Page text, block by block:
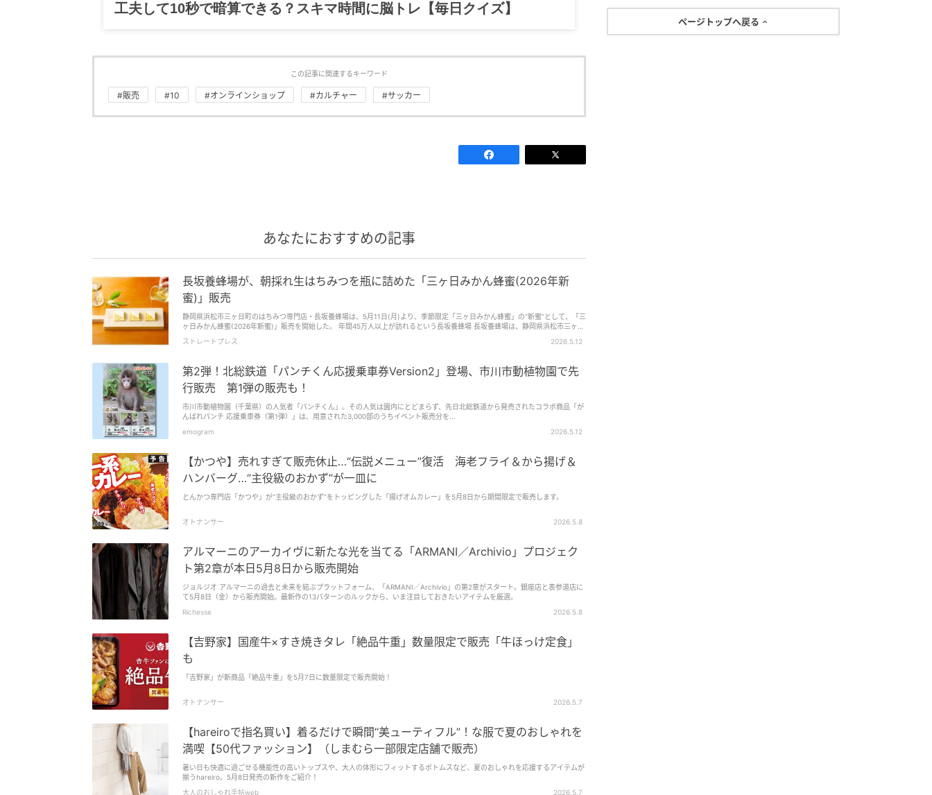
グルメ、ギャグ、子育て、旅行記……全部、読めます。
この記事に関連するキーワード
#販売 #10 #オンラインショップ #カルチャー #サッカー
あなたにおすすめの記事
長坂養蜂場が、朝採れ生はちみつを瓶に詰めた「三ヶ日みかん蜂蜜(2026年新
蜜)」販売
静岡県浜松市三ヶ日町のはちみつ専門店・長坂養蜂場は、5月11日(月)より、季節限定「三ヶ日みかん蜂蜜」の“新蜜”として、「三
ヶ日みかん蜂蜜(2026年新蜜)」販売を開始した。 年間45万人以上が訪れるという長坂養蜂場 長坂養蜂場は、静岡県浜松市三ヶ日
の魅力を届けている。 長坂養蜂場が取り扱うはちみつは、厚生労働省の検査を含む合計7回の品質検査が行われており、それらの
る。 三ヶ日町は人口約1万5千人の小さな町だが、売り場面積75㎡とコンビニのような広さの店舗に、年間45万人以上が訪れてい
るとのことだ。 販売初日の早朝に採蜜したばかりの蜂蜜を瓶詰めし販売 今年は、販売初日の早朝に採蜜したばかりの蜂蜜を“朝採
れ生はちみつ”としてその日のうちに瓶詰めし、店頭で販売。香り味ともに、採れたての「三ヶ日みかん蜂蜜」のおいしさを届け
ている。 「三ヶ日みかん蜂蜜」は、みかんの花が咲くわずか約10日間のみ採れる希少なはちみつ。“新蜜”とは、その年に咲いた花
からミツバチが集めたばかりの“できたての蜂蜜”のことだ。上品で爽やかな香りが特長で、採れたての“新蜜”は特に花の香りが豊
か。フローラルでやわらかな味わいが口いっぱいに広がる。 ミツバチの状態や花の開花状況を見極めながら採蜜 また採蜜は、ミ
ツバチの状態や花の開花状況を見極めながら行われる。 長坂養蜂場の養蜂家たちは、自然と向き合いながら最適なタイミングで
採蜜を実施。 「養蜂家も感動する“採れたての香りと味”を届けたい」という思いで、ミツバチたちが運んできた大切な蜜が一つひ
5月11日(月)より、長坂養蜂場の店舗と通販サイトにて販売中。 朝採れ生はちみつ、そのまま瓶へ。長坂養蜂場がつくる、みかん
の花が咲く約10日間だけ採れるはちみつ「三ヶ日みかん蜂蜜(2026年新蜜)」を味わってみては。 ■長坂養蜂場 住所：静岡県浜松
ストレートプレス 2026.5.12
第2弾！北総鉄道「パンチくん応援乗車券Version2」登場、市川市動植物園で先
行販売 第1弾の販売も！
市川市動植物園（千葉県）の人気者「パンチくん」。その人気は園内にとどまらず、先日北総鉄道から発売されたコラボ商品「が
んばれパンチ 応援乗車券（第1弾）」は、用意された3,000部のうちイベント販売分を...
emogram
2026.5.12
【かつや】売れすぎて販売休止…“伝説メニュー”復活 海老フライ＆から揚げ＆
ハンバーグ…“主役級のおかず”が一皿に
とんかつ専門店「かつや」が“主役級のおかず”をトッピングした「揚げオムカレー」を5月8日から期間限定で販売します。
オトナンサー 2026.5.8
アルマーニのアーカイヴに新たな光を当てる「ARMANI／Archivio」プロジェク
ト第2章が本日5月8日から販売開始
ジョルジオ アルマーニの過去と未来を結ぶプラットフォーム、「ARMANI／Archivio」の第2章がスタート。銀座店と表参道店に
て5月8日（金）から販売開始。最新作の13パターンのルックから、いま注目しておきたいアイテムを厳選。
Richesse
2026.5.8
【吉野家】国産牛×すき焼きタレ「絶品牛重」数量限定で販売「牛ほっけ定食」
も
「吉野家」が新商品「絶品牛重」を5月7日に数量限定で販売開始！
オトナンサー 2026.5.7
【hareiroで指名買い】着るだけで瞬間“美ューティフル”！な服で夏のおしゃれを
満喫【50代ファッション】（しまむら一部限定店舗で販売）
暑い日も快適に過ごせる機能性の高いトップスや、大人の体形にフィットするボトムスなど、夏のおしゃれを応援するアイテムが
揃うhareiro。5月8日発売の新作をご紹介！
大人のおしゃれ手帖web
2026.5.7
ページトップへ戻る